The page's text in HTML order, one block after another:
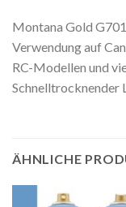
Montana Gold
Verwendung auf
RC-Modellen und
Schnelltrocknender
ÄHNLICHE